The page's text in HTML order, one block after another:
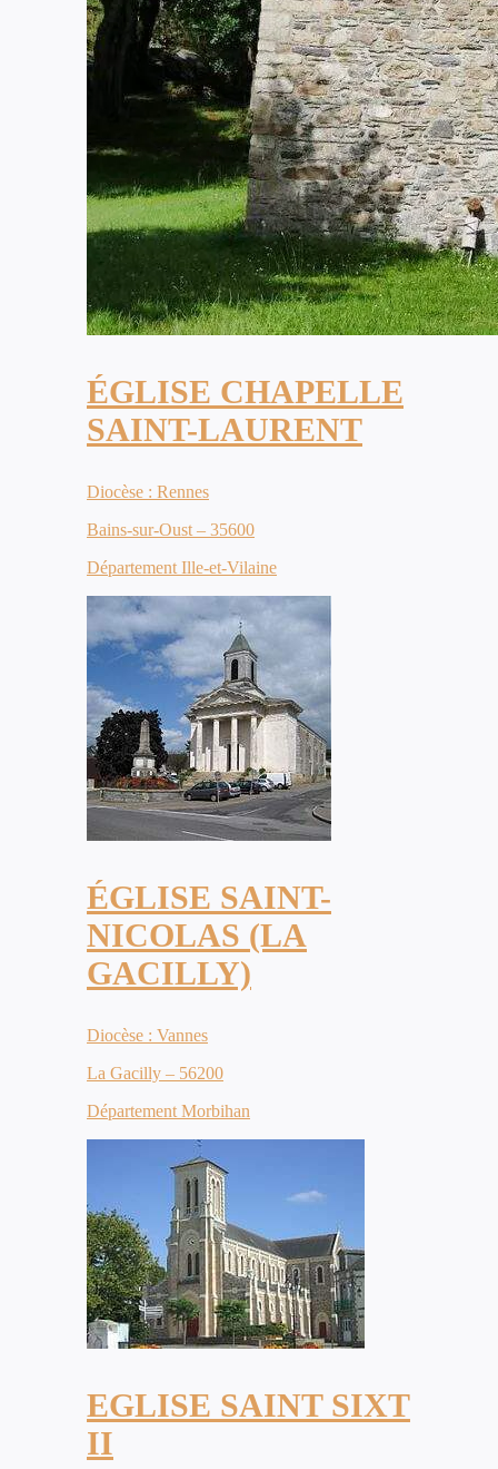
ÉGLISE CHAPELLE
SAINT-LAURENT
Diocèse : Rennes
Bains-sur-Oust – 35600
Département Ille-et-Vilaine
ÉGLISE SAINT-
NICOLAS (LA
GACILLY)
Diocèse : Vannes
La Gacilly – 56200
Département Morbihan
EGLISE SAINT SIXT
II